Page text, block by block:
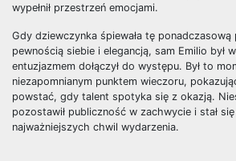
wypełnił przestrzeń emocjami.
Gdy dziewczynka śpiewała tę
pewnością siebie i elegancją, sam Emilio był
entuzjazmem dołączył do występu. Był to
niezapomnianym punktem wieczoru,
powstać, gdy talent spotyka się z okazją.
pozostawił publiczność w zachwycie i stał
najważniejszych chwil wydarzenia.